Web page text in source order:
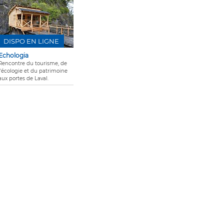
Rencontre du tourisme, de
l'écologie et du patrimoine
portes de Laval.
DISPO EN LIGNE